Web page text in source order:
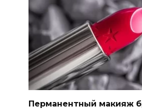
Перманентный макияж